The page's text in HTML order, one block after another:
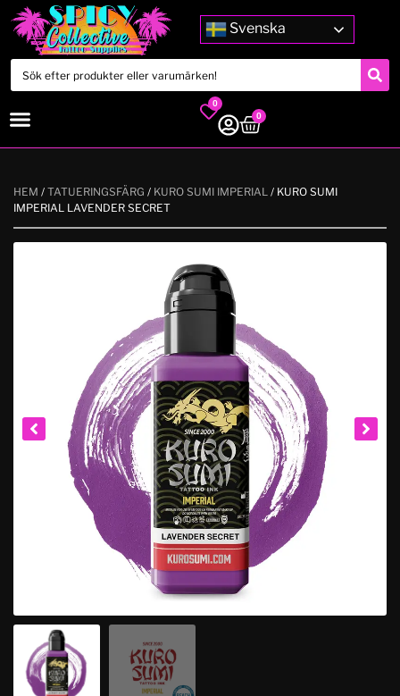
Svenska
0
0
HEM / TATUERINGSFÄRG / KURO SUMI IMPERIAL / KURO SUMI
IMPERIAL LAVENDER SECRET